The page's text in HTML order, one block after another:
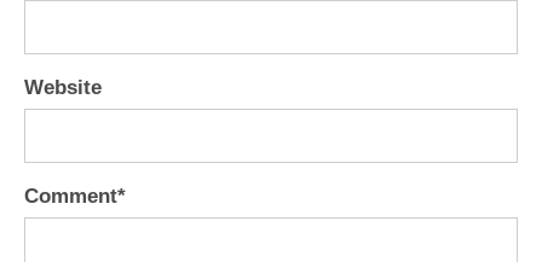
Website
Comment*